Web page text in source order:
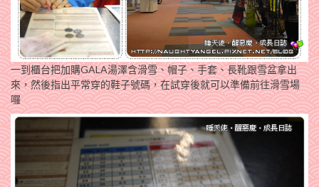
一到櫃台把加購GALA湯澤含滑雪、帽子、手套、長靴跟雪盆拿出
來，然後指出平常穿的鞋子號碼，在試穿後就可以準備前往滑雪場
囉